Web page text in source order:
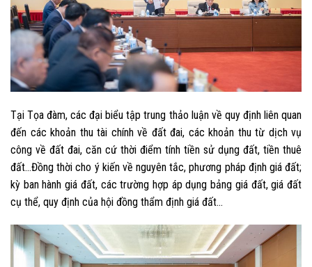
Tại Tọa đàm, các đại biểu tập trung thảo luận về quy định liên quan
đến các khoản thu tài chính về đất đai, các khoản thu từ dịch vụ
công về đất đai, căn cứ thời điểm tính tiền sử dụng đất, tiền thuê
đất…Đồng thời cho ý kiến về nguyên tắc, phương pháp định giá đất;
kỳ ban hành giá đất, các trường hợp áp dụng bảng giá đất, giá đất
cụ thể, quy định của hội đồng thẩm định giá đất…